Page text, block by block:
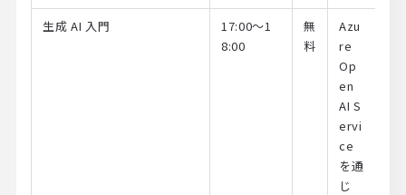
生成 AI 入門
17:00～1
8:00
無
料
Azu
re
Op
en
AI S
ervi
ce
を通
じ